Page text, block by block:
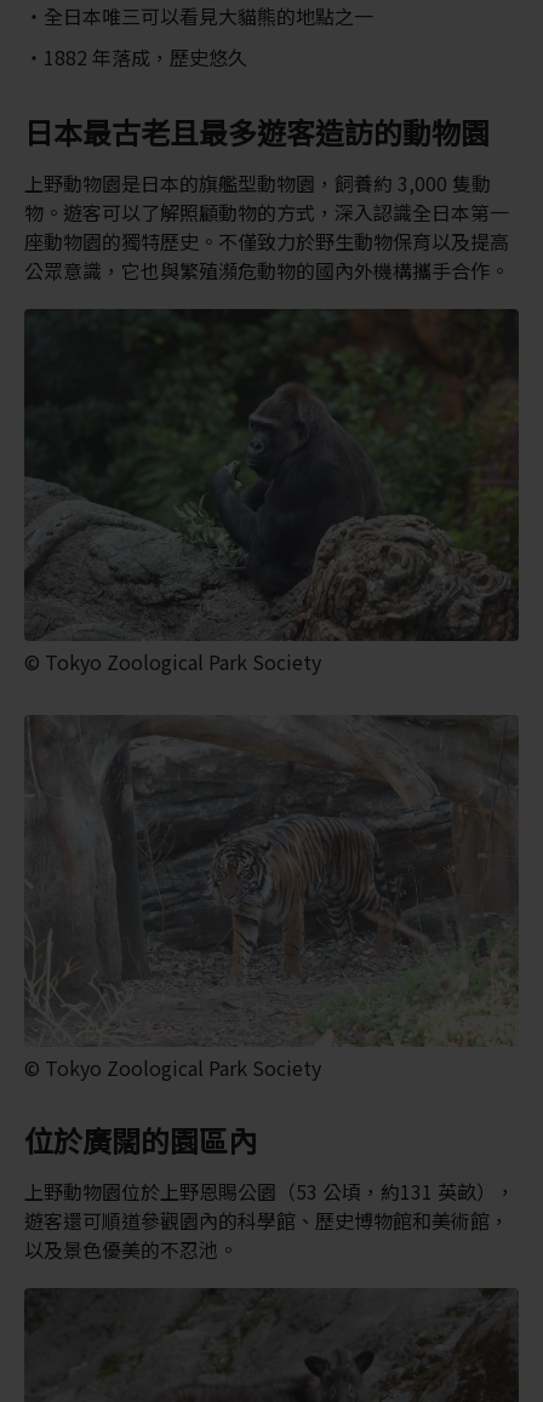
全日本唯三可以看見大貓熊的地點之一
1882 年落成，歷史悠久
日本最古老且最多遊客造訪的動物園
上野動物園是日本的旗艦型動物園，飼養約 3,000 隻動
物。遊客可以了解照顧動物的方式，深入認識全日本第一
座動物園的獨特歷史。不僅致力於野生動物保育以及提高
公眾意識，它也與繁殖瀕危動物的國內外機構攜手合作。
© Tokyo Zoological Park Society
© Tokyo Zoological Park Society
位於廣闊的園區內
上野動物園位於上野恩賜公園（53 公頃，約131 英畝），
遊客還可順道參觀園內的科學館、歷史博物館和美術館，
以及景色優美的不忍池。